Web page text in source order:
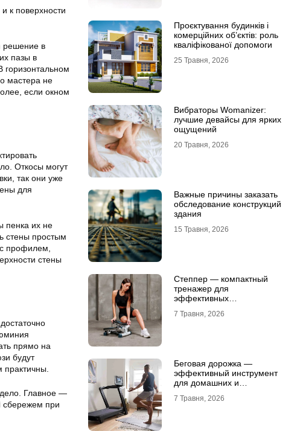
к поверхности
решение в
пазы в
мастера не
если окном
Откосы могут
так они уже
для
пенка их не
стены простым
профилем,
стены
прямо на
будут
практичны.
дело. Главное —
сбережем при
Проєктування будинків і
комерційних об’єктів: роль
кваліфікованої допомоги
25 Травня, 2026
Вибраторы Womanizer:
лучшие девайсы для ярких
ощущений
20 Травня, 2026
Важные причины заказать
обследование конструкций
здания
15 Травня, 2026
Степпер — компактный
тренажер для
эффективных
7 Травня, 2026
Беговая дорожка —
эффективный инструмент
для домашних и
тренировок
7 Травня, 2026